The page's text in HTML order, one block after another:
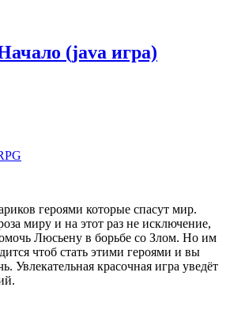
(java игра)
героями которые спасут мир.
миру и на этот раз не исключение,
Люсьену в борьбе со Злом. Но им
чтоб стать этими героями и вы
Увлекательная красочная игра уведёт